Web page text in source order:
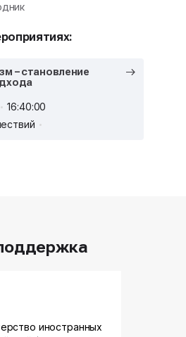
– становление
16:40:00